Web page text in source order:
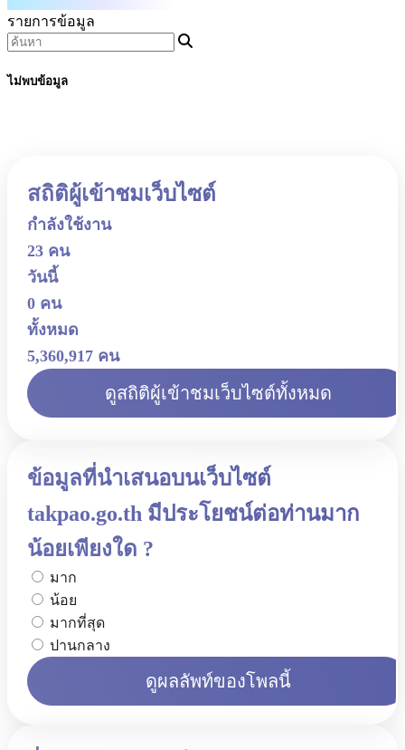
รายการข้อมูล
ไม่พบข้อมูล
สถิติผู้เข้าชมเว็บไซต์
กำลังใช้งาน
23 คน
วันนี้
0 คน
ทั้งหมด
5,360,917 คน
ดูสถิติผู้เข้าชมเว็บไซต์ทั้งหมด
ข้อมูลที่นำเสนอบนเว็บไซต์
takpao.go.th มีประโยชน์ต่อท่านมาก
น้อยเพียงใด ?
มาก
น้อย
มากที่สุด
ปานกลาง
ดูผลลัพท์ของโพลนี้